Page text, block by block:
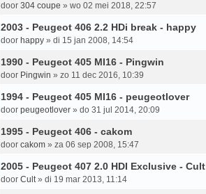
door 304 coupe » wo 02 mei 2018, 22:57
2003 - Peugeot 406 2.2 HDi break - happy
door happy » di 15 jan 2008, 14:54
1990 - Peugeot 405 MI16 - Pingwin
door Pingwin » zo 11 dec 2016, 10:39
1994 - Peugeot 405 MI16 - peugeotlover
door peugeotlover » do 31 jul 2014, 20:09
1995 - Peugeot 406 - cakom
door cakom » za 06 sep 2008, 15:47
2005 - Peugeot 407 2.0 HDI Exclusive - Cult
door Cult» di 19 mar 2013, 11:14